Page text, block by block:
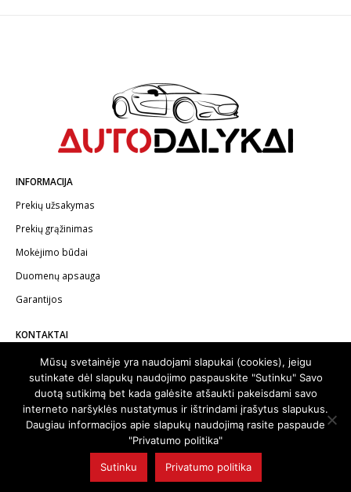
INFORMACIJA
Prekių užsakymas
Prekių grąžinimas
Mokėjimo būdai
Duomenų apsauga
Garantijos
KONTAKTAI
Telefonas:+370 602 62622
El.paštas: info@autodalykai.lt
© 2024. Visos teisės saugomos | Svetainę sukūrė:svetainesideja.lt
Mūsų svetainėje yra naudojami slapukai (cookies), jeigu
sutinkate dėl slapukų naudojimo paspauskite "Sutinku" Savo
duotą sutikimą bet kada galėsite atšaukti pakeisdami savo
interneto naršyklės nustatymus ir ištrindami įrašytus slapukus.
Daugiau informacijos apie slapukų naudojimą rasite paspaude
"Privatumo politika"
Sutinku Privatumo politika